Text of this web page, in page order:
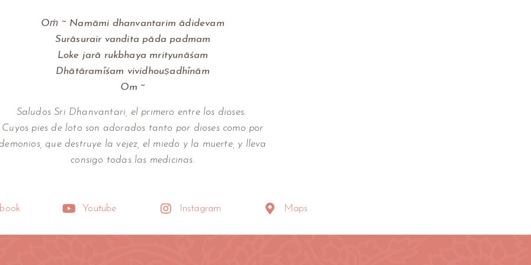
Oṁ ~ Namāmi dhanvantarim ādidevam
Surāsurair vandita pāda padmam
Loke jarā rukbhaya mrityunāśam
Dhātāramīśam vividhouṣadhīnām
Om ~
Saludos Sri Dhanvantari, el primero entre los dioses.
Cuyos pies de loto son adorados tanto por dioses como por
que destruye la vejez, el miedo y la muerte, y lleva
consigo todas las medicinas.
Youtube Instagram Maps